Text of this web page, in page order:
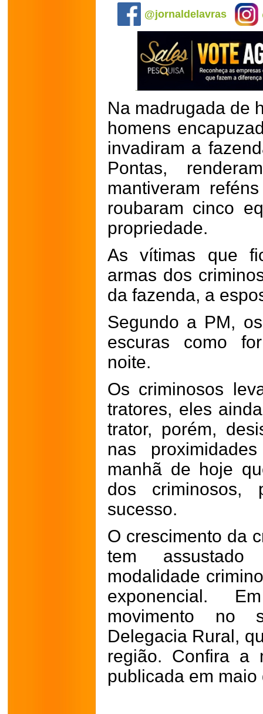
@jornaldelavras
Na madrugada de
homens
invadiram a
Pontas,
mantiveram
roubaram cinco
propriedade.
As vítimas que
armas dos
da fazenda, a
Segundo a PM,
escuras como
noite.
Os criminosos
tratores, eles
trator, porém,
nas
manhã de hoje
dos criminosos,
sucesso.
O crescimento da
tem
modalidade
exponencial.
movimento no
Delegacia Rural,
região. Confira a
publicada em